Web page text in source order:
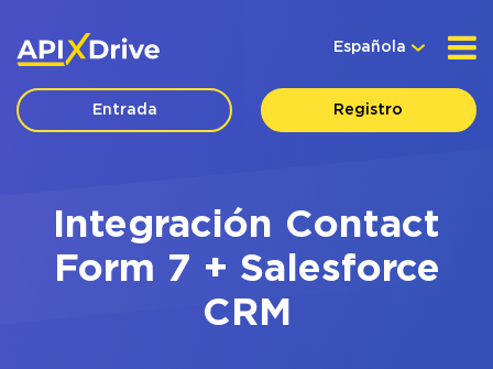
Española
Entrada Registro
Integración Contact
Form 7 + Salesforce
CRM